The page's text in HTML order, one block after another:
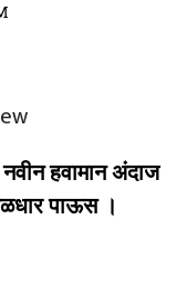
हवामान अंदाज
पाऊस ।